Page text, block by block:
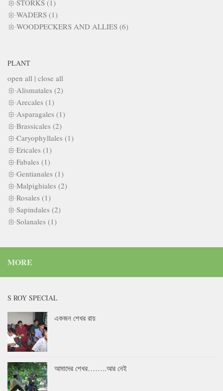
STORKS (1)
WADERS (1)
WOODPECKERS AND ALLIES (6)
PLANT
open all | close all
Alismatales (2)
Arecales (1)
Asparagales (1)
Brassicales (2)
Caryophyllales (1)
Ericales (1)
Fabales (1)
Gentianales (1)
Malpighiales (2)
Rosales (1)
Sapindales (2)
Solanales (1)
MORE
S ROY SPECIAL
একজন শেখর রায়
আমাদের শেখর……..আর নেই